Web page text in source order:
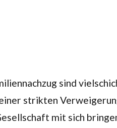
sind
strikten
mit sich